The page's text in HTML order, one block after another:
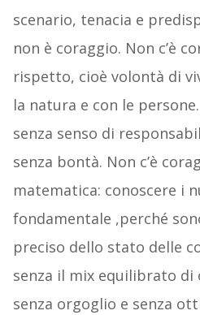
scenario, tenacia e
non è coraggio. Non c’è
rispetto, cioè volontà di
la natura e con le
senza senso di
senza bontà. Non c’è
matematica: conoscere i
fondamentale ,perché
preciso dello stato delle
senza il mix equilibrato di
senza orgoglio e senza